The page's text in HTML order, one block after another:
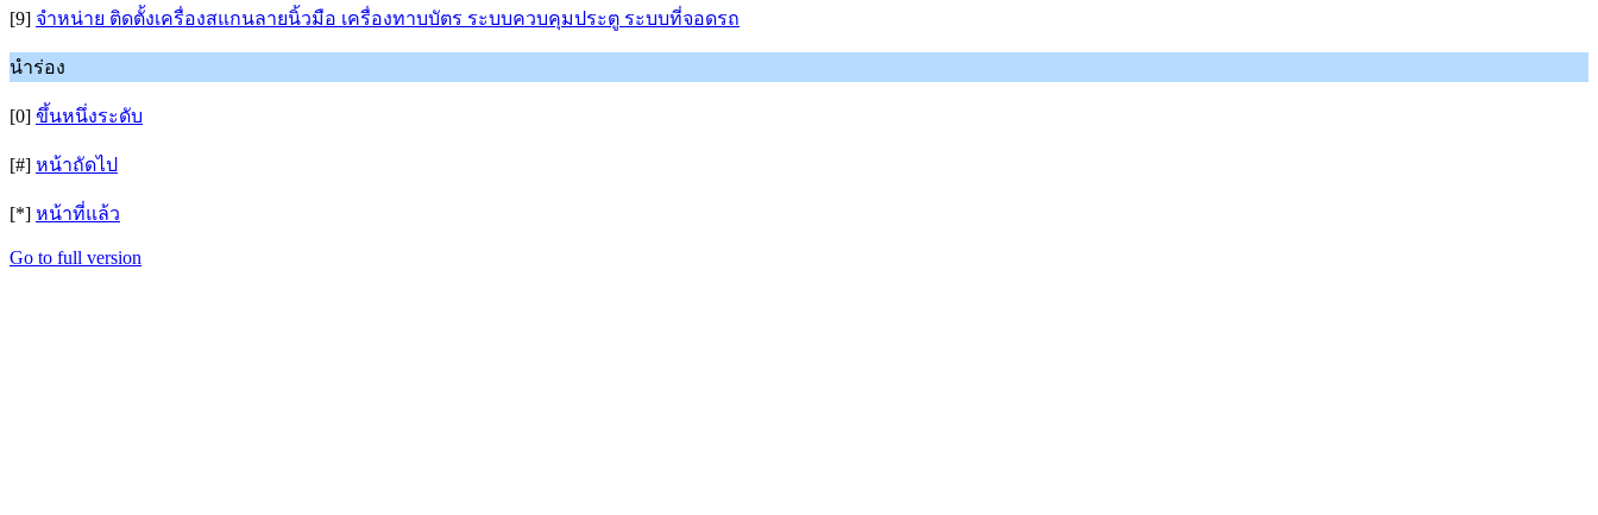
[9] จำหน่าย ติดตั้งเครื่องสแกนลายนิ้วมือ เครื่องทาบบัตร ระบบควบคุมประตู ระบบที่จอดรถ
นำร่อง
[0] ขึ้นหนึ่งระดับ
[#] หน้าถัดไป
[*] หน้าที่แล้ว
Go to full version